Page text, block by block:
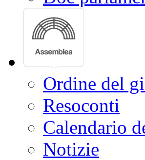
Progetti di
Doc
Ordine del